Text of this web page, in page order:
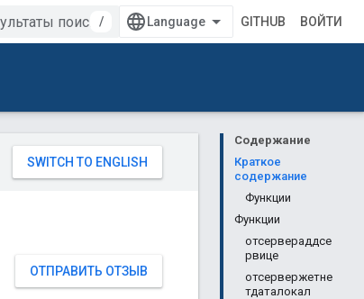
/ GITHUB ВОЙТИ
Содержание
Краткое
содержание
Функции
Функции
отсервераддсе
рвице
отсервержетне
тдаталокал
ОТПРАВИТЬ ОТЗЫВ